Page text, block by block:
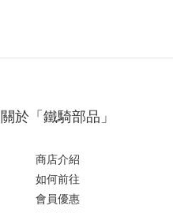
關於「鐵騎部品」
商店介紹
如何前往
會員優惠